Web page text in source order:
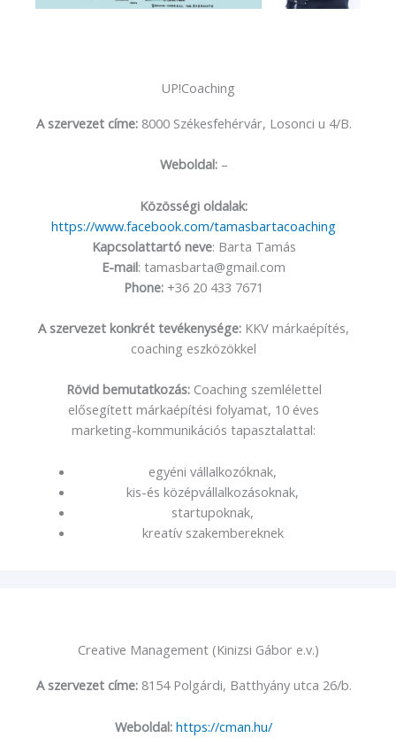
UP!Coaching
A szervezet címe:8000 Székesfehérvár, Losonci u 4/B.
Weboldal: –
Közösségi oldalak:
https://www.facebook.com/tamasbartacoaching
Kapcsolattartó neve: Barta Tamás
E-mail: tamasbarta@gmail.com
Phone: +36 20 433 7671
A szervezet konkrét tevékenysége: KKV márkaépítés,
coaching eszközökkel
Rövid bemutatkozás: Coaching szemlélettel
elősegített márkaépítési folyamat, 10 éves
marketing-kommunikációs tapasztalattal:
egyéni vállalkozóknak,
kis-és középvállalkozásoknak,
startupoknak,
kreatív szakembereknek
Creative Management (Kinizsi Gábor e.v.)
A szervezet címe:8154 Polgárdi, Batthyány utca 26/b.
Weboldal: https://cman.hu/